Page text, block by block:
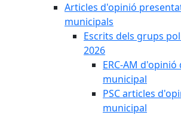
Articles d'opinió
municipals
Escrits dels grups
2026
ERC-AM
municipal
PSC articles
municipal